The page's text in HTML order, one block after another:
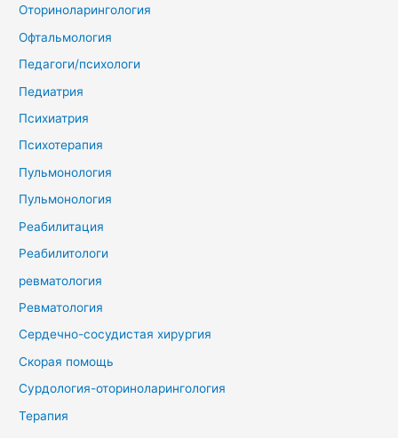
Оториноларингология
Офтальмология
Педагоги/психологи
Педиатрия
Психиатрия
Психотерапия
Пульмонология
Пульмонология
Реабилитация
Реабилитологи
ревматология
Ревматология
Сердечно-сосудистая хирургия
Скорая помощь
Сурдология-оториноларингология
Терапия